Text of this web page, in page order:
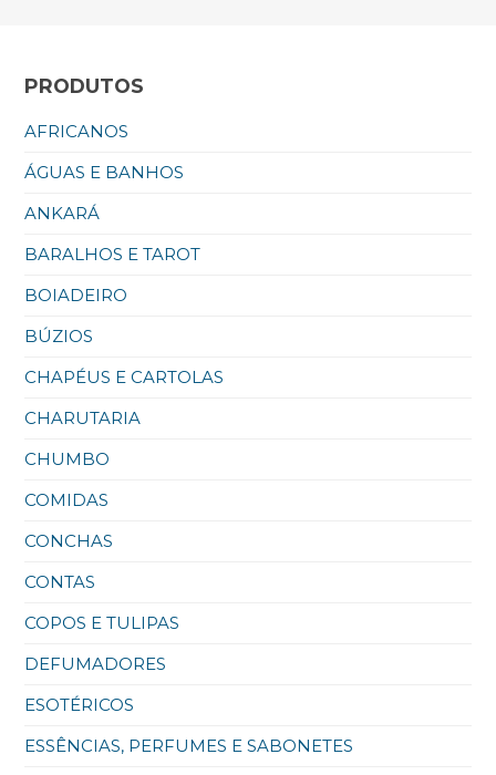
PRODUTOS
AFRICANOS
ÁGUAS E BANHOS
ANKARÁ
BARALHOS E TAROT
BOIADEIRO
BÚZIOS
CHAPÉUS E CARTOLAS
CHARUTARIA
CHUMBO
COMIDAS
CONCHAS
CONTAS
COPOS E TULIPAS
DEFUMADORES
ESOTÉRICOS
ESSÊNCIAS, PERFUMES E SABONETES